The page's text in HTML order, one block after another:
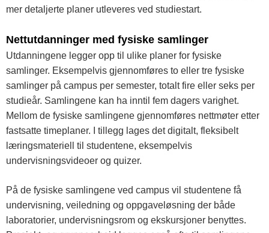
mer detaljerte planer utleveres ved studiestart.
Nettutdanninger med fysiske samlinger
Utdanningene legger opp til ulike planer for fysiske
samlinger. Eksempelvis gjennomføres to eller tre fysiske
samlinger på campus per semester, totalt fire eller seks per
studieår. Samlingene kan ha inntil fem dagers varighet.
Mellom de fysiske samlingene gjennomføres nettmøter etter
fastsatte timeplaner. I tillegg lages det digitalt, fleksibelt
læringsmateriell til studentene, eksempelvis
undervisningsvideoer og quizer.
På de fysiske samlingene ved campus vil studentene få
undervisning, veiledning og oppgaveløsning der både
laboratorier, undervisningsrom og ekskursjoner benyttes.